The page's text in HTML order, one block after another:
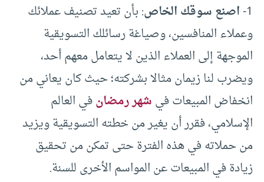
1- اصنع سوقك الخاص: بأن تعيد تصنيف عملائك
وعملاء المنافسين، وصياغة رسائلك التسويقية
الموجهة إلى العملاء الذين لا يتعامل معهم أحد،
ويضرب لنا زيمان مثالا بشركته؛ حيث كان يعاني من
انخفاض المبيعات فيشهر رمضانفي العالم
الإسلامي، فقرر أن يغير من خطته التسويقية ويزيد
من حملاته في هذه الفترة حتى تمكن من تحقيق
زيادة في المبيعات عن المواسم الأخرى للسنة.